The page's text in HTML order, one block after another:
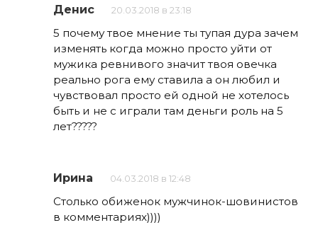
Денис 20.03.2018 в 23:18
5 почему твое мнение ты тупая дура зачем
изменять когда можно просто уйти от
мужика ревнивого значит твоя овечка
реально рога ему ставила а он любил и
чувствовал просто ей одной не хотелось
быть и не с играли там деньги роль на 5
лет?????
Ирина 04.03.2018 в 12:48
Столько обиженок мужчинок-шовинистов
в комментариях))))